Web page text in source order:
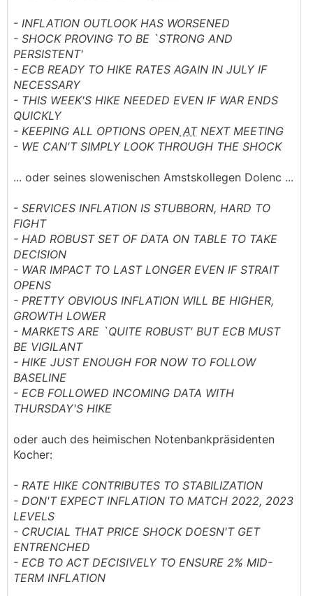
- INFLATION OUTLOOK HAS WORSENED
- SHOCK PROVING TO BE `STRONG AND
PERSISTENT'
- ECB READY TO HIKE RATES AGAIN IN JULY IF
NECESSARY
- THIS WEEK'S HIKE NEEDED EVEN IF WAR ENDS
QUICKLY
- KEEPING ALL OPTIONS OPEN ATNEXT MEETING
- WE CAN'T SIMPLY LOOK THROUGH THE SHOCK
... oder seines slowenischen Amstskollegen Dolenc ...
- SERVICES INFLATION IS STUBBORN, HARD TO
FIGHT
- HAD ROBUST SET OF DATA ON TABLE TO TAKE
DECISION
- WAR IMPACT TO LAST LONGER EVEN IF STRAIT
OPENS
- PRETTY OBVIOUS INFLATION WILL BE HIGHER,
GROWTH LOWER
- MARKETS ARE `QUITE ROBUST' BUT ECB MUST
BE VIGILANT
- HIKE JUST ENOUGH FOR NOW TO FOLLOW
BASELINE
- ECB FOLLOWED INCOMING DATA WITH
THURSDAY'S HIKE
oder auch des heimischen Notenbankpräsidenten
Kocher:
- RATE HIKE CONTRIBUTES TO STABILIZATION
- DON'T EXPECT INFLATION TO MATCH 2022, 2023
LEVELS
- CRUCIAL THAT PRICE SHOCK DOESN'T GET
ENTRENCHED
- ECB TO ACT DECISIVELY TO ENSURE 2% MID-
TERM INFLATION